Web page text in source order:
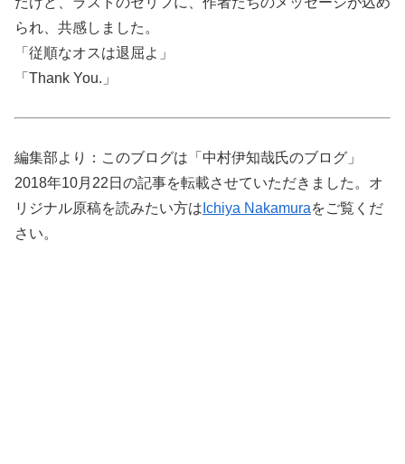
られ、共感しました。
「従順なオスは退屈よ」
「Thank You.」
編集部より：このブログは「中村伊知哉氏のブログ」
2018年10月22日の記事を転載させていただきました。オ
リジナル原稿を読みたい方は Ichiya Nakamuraをご覧くだ
さい。